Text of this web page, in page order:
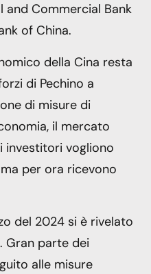
and Commercial Bank
of China.
della Cina resta
di Pechino a
di misure di
il mercato
investitori vogliono
per ora ricevono
del 2024 si è rivelato
Gran parte dei
alle misure